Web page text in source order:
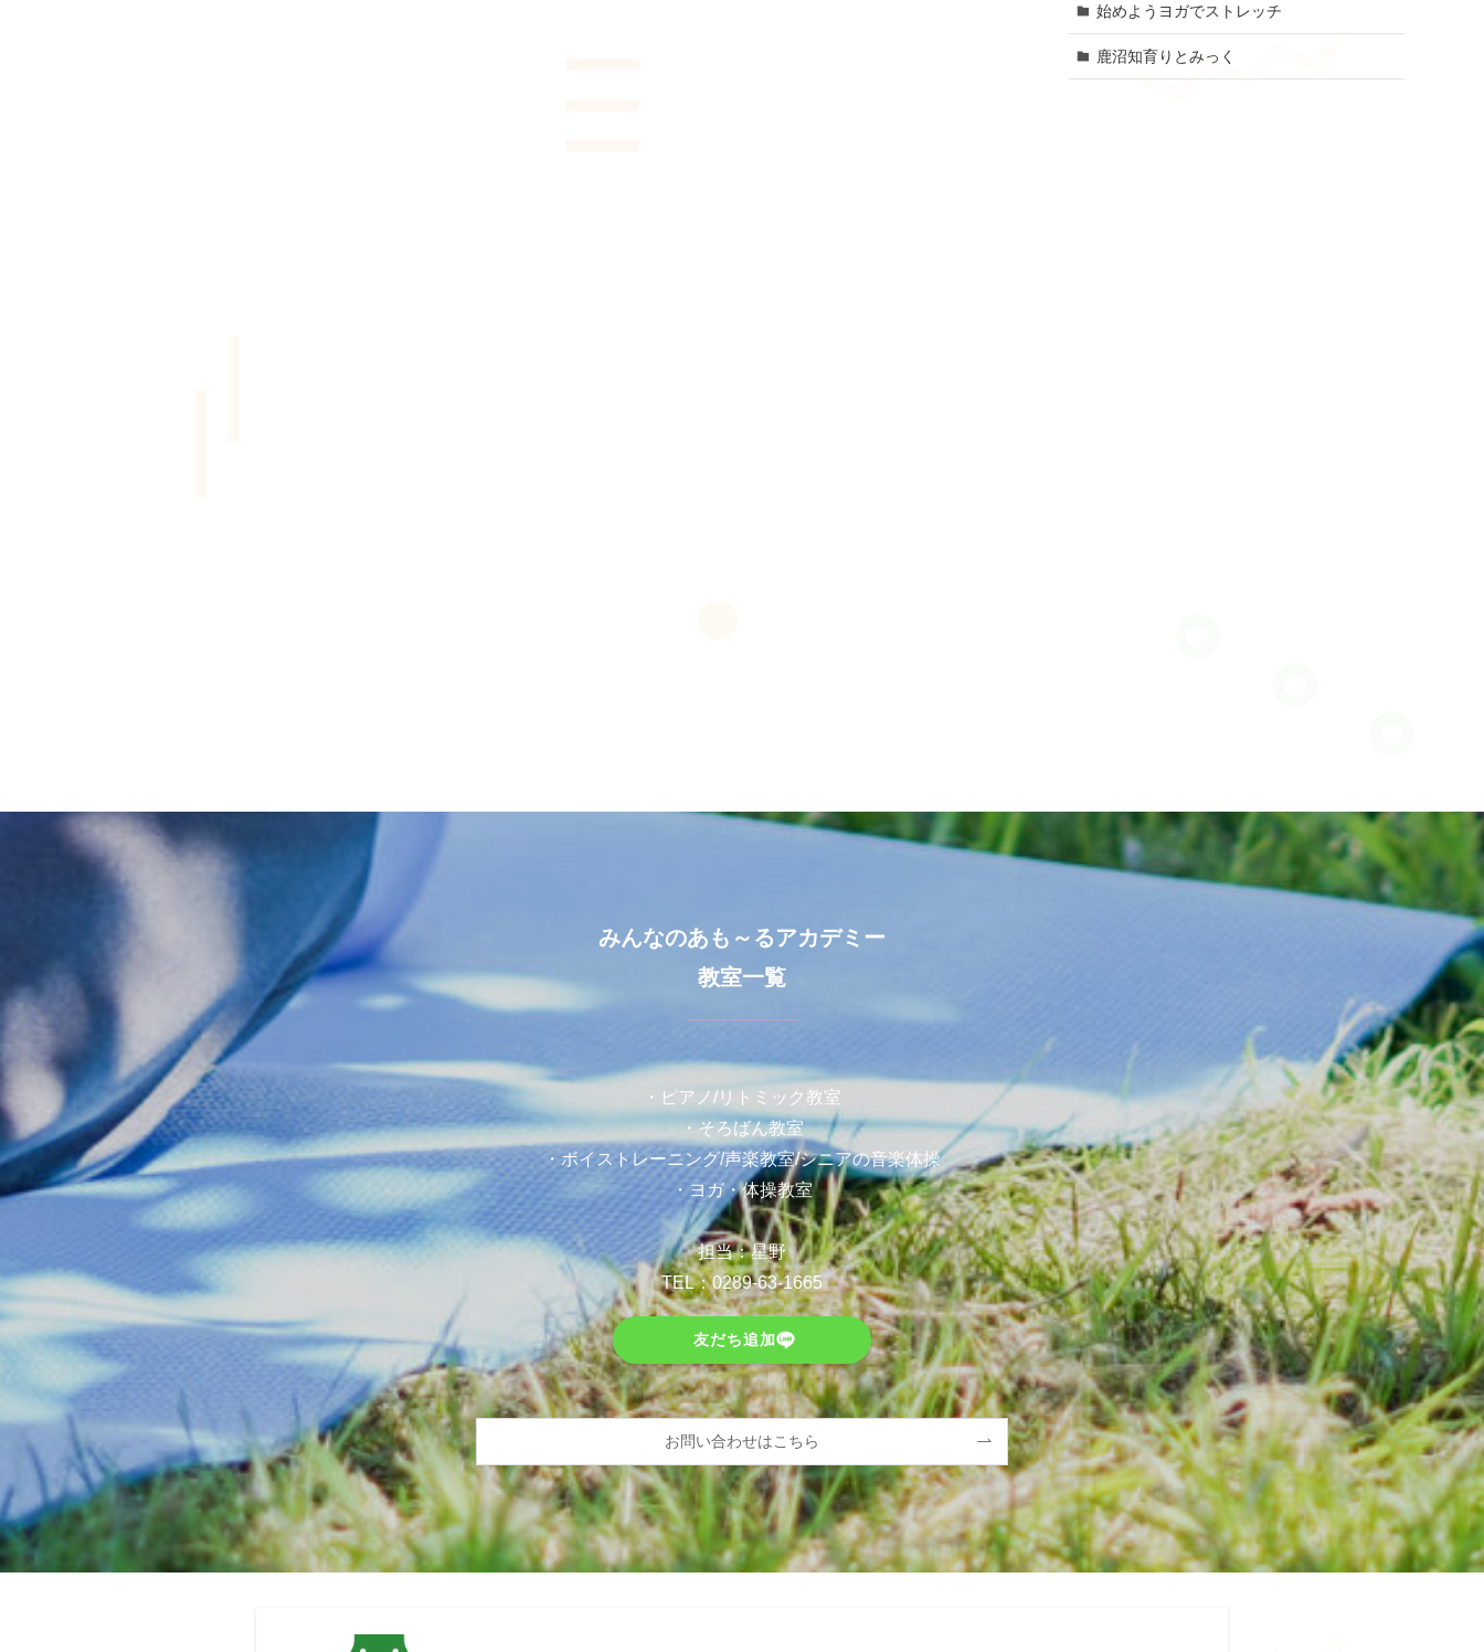
始めようヨガでストレッチ
鹿沼知育りとみっく
みんなのあも～るアカデミー
教室一覧
・ピアノ/リトミック教室
・そろばん教室
・ボイストレーニング/声楽教室/シニアの音楽体操
・ヨガ・体操教室
担当：星野
TEL：0289-63-1665
友だち追加
お問い合わせはこちら